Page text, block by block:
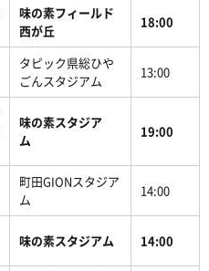
味の素フィールド
西が丘
18:00
タピック県総ひや
ごんスタジアム
13:00
味の素スタジア
ム
19:00
町田GIONスタジア
ム
14:00
味の素スタジアム 14:00